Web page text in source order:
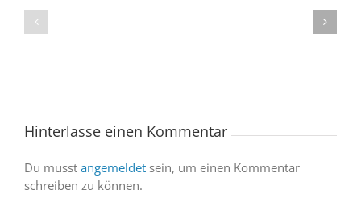
dabei
begeistert
Publikum
Hinterlasse einen Kommentar
Du musst angemeldet sein, um einen Kommentar
schreiben zu können.